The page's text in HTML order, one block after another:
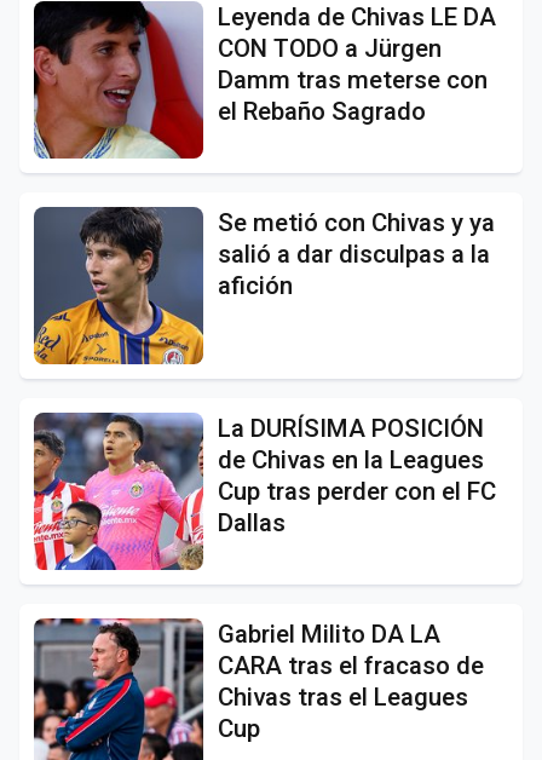
Leyenda de Chivas LE DA
CON TODO a Jürgen
Damm tras meterse con
el Rebaño Sagrado
Se metió con Chivas y ya
salió a dar disculpas a la
afición
La DURÍSIMA POSICIÓN
de Chivas en la Leagues
Cup tras perder con el FC
Dallas
Gabriel Milito DA LA
CARA tras el fracaso de
Chivas tras el Leagues
Cup